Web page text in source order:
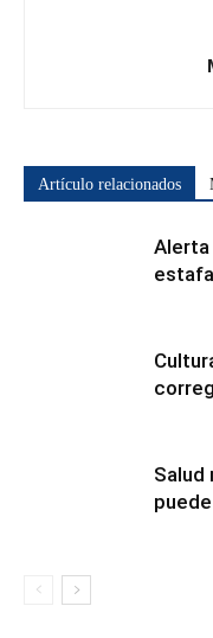
Artículo relacionados
Alerta
Salud